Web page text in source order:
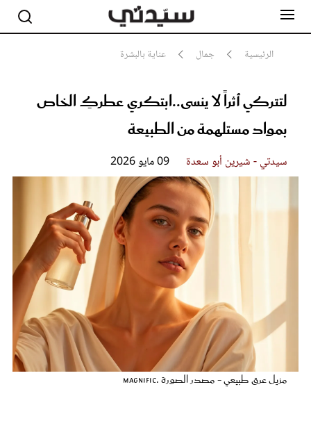
الرئيسية جمال عناية بالبشرة
لتتركي أثراً لا ينسى..ابتكري عطركِ الخاص
بمواد مستلهمة من الطبيعة
سيدتي - شيرين أبو سعدة 09 مايو 2026
مزيل عرق طبيعي - مصدر الصورة .magnific
مشاهير
جمال
سيدتي وطفلك
لايف ستايل
مطبخ سيدتي
تقارير
عروس سيدتي